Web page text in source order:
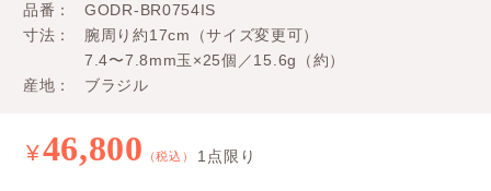
品番
GODR-BR0754IS
寸法
腕周り約17cm（サイズ変更可）
7.4〜7.8mm玉×25個／15.6g（約）
産地
ブラジル
¥46,800 （税込） 1点限り